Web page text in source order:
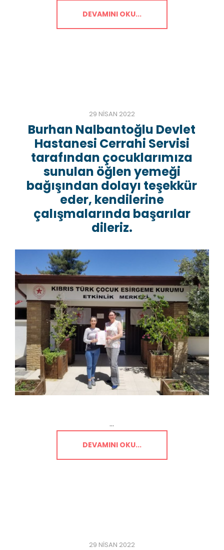
DEVAMINI OKU...
29 NISAN 2022
Burhan Nalbantoğlu Devlet
Hastanesi Cerrahi Servisi
tarafından çocuklarımıza
sunulan öğlen yemeği
bağışından dolayı teşekkür
eder, kendilerine
çalışmalarında başarılar
dileriz.
...
DEVAMINI OKU...
29 NISAN 2022